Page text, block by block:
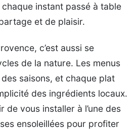
instant passé à table
et de plaisir.
c’est aussi se
de la nature. Les menus
saisons, et chaque plat
des ingrédients locaux.
de vous installer à l’une des
ensoleillées pour profiter